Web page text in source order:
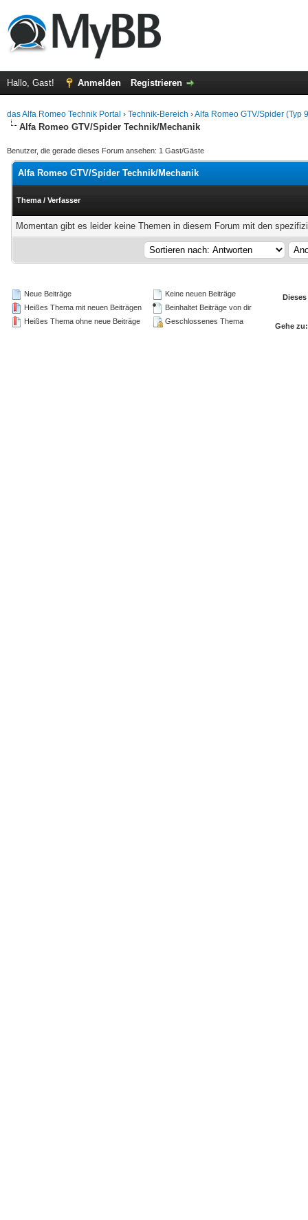
Hallo, Gast! Anmelden Registrieren
das Alfa Romeo Technik Portal › Technik-Bereich ›Alfa Romeo GTV/Spider (Typ
Alfa Romeo GTV/Spider Technik/Mechanik
Benutzer, die gerade dieses Forum ansehen: 1 Gast/Gäste
Alfa Romeo GTV/Spider Technik/Mechanik
Thema / Verfasser
Momentan gibt es leider keine Themen in diesem Forum mit den
Neue Beiträge
Heißes Thema mit neuen Beiträgen
Heißes Thema ohne neue Beiträge
Keine neuen Beiträge
Beinhaltet Beiträge von dir
Geschlossenes Thema
Gehe zu: